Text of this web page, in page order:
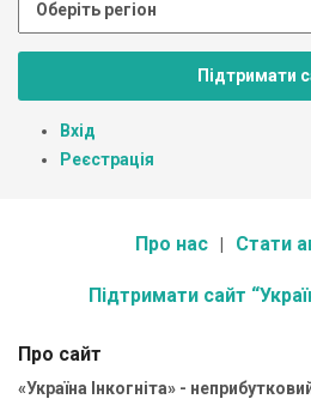
Підтримати
Вхід
Реєстрація
Про нас Стати
Підтримати сайт
Про сайт
«Україна Інкогніта» -